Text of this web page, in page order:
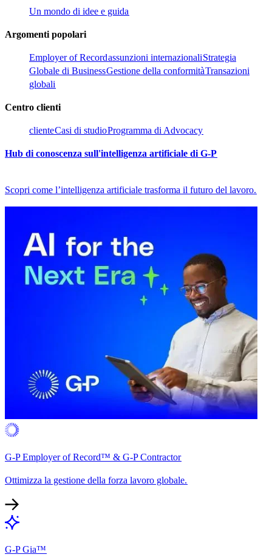
Un mondo di idee e guida​​
Argomenti popolari​​
Employer of Record​​assunzioni internazionali​​Strategia
Globale di Business​​Gestione della conformità​​Transazioni
globali​​
Centro clienti​​
cliente​​Casi di studio​​Programma di Advocacy​​
Hub di conoscenza sull'intelligenza artificiale di G-P​​
Scopri come l’intelligenza artificiale trasforma il futuro del lavoro.​​
G-P Employer of Record™ & G-P Contractor​​
Ottimizza la gestione della forza lavoro globale.​​
G-P Gia™​​